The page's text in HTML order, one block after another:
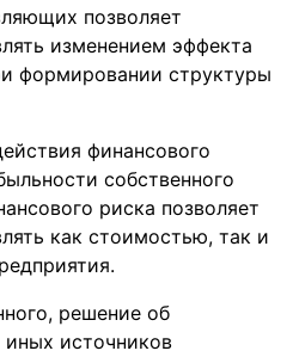
позволяет
изменением эффекта
формировании структуры
финансового
собственного
риска позволяет
как стоимостью, так и
решение об
иных источников